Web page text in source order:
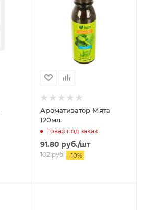
Ароматизатор Мята
120мл.
Товар под заказ
91.80 руб./шт
102руб. -10%